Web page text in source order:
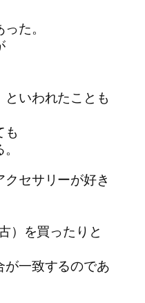
た。
といわれたことも
も
セサリーが好き
）を買ったりと
一致するのであ